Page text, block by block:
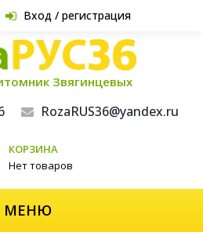
Вход / регистрация
Звягинцевых
RozaRUS36@yandex.ru
КОРЗИНА
Нет товаров
МЕНЮ